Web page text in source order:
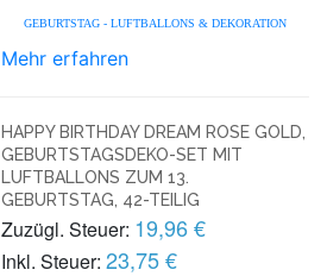
GEBURTSTAG - LUFTBALLONS & DEKORATION
Mehr erfahren
HAPPY BIRTHDAY DREAM ROSE GOLD,
GEBURTSTAGSDEKO-SET MIT
LUFTBALLONS ZUM 13.
GEBURTSTAG, 42-TEILIG
Zuzügl. Steuer: 19,96 €
Inkl. Steuer: 23,75 €